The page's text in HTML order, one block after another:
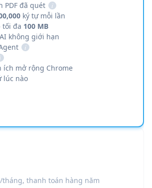
PDF đã quét
i
ký tự mỗi lần
tối đa 100 MB
không giới hạn
i
i
ích mở rộng Chrome
lúc nào
/tháng, thanh toán hàng năm